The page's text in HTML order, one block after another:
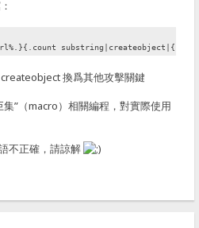
換爲其他攻擊關鍵
集”（macro）相關編程，對實際使用
不正確，請諒解